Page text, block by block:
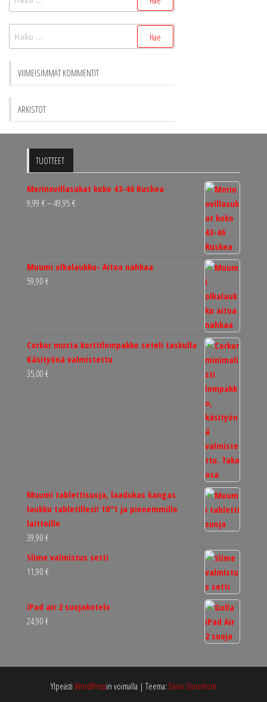
VIIMEISIMMÄT KOMMENTIT
ARKISTOT
TUOTTEET
Merinovillasukat koko 43-46 Ruskea
9,99 €– 49,95 €Hintaluokka:
Muumi olkalaukku- Aitoa nahkaa
59,90 €
Corkor musta korttilompakko seteli taskulla
Käsityönä valmistettu
35,00 €
Muumi tablettisuoja, laadukas kangas
laukku tabletillesi! 10"1 ja pienemmille
laitteille
39,90 €
Slime valmistus setti
11,90 €
iPad air 2 suojakotelo
24,90 €
Ylpeästi WordPressin voimalla | Teema: Envo Storefront